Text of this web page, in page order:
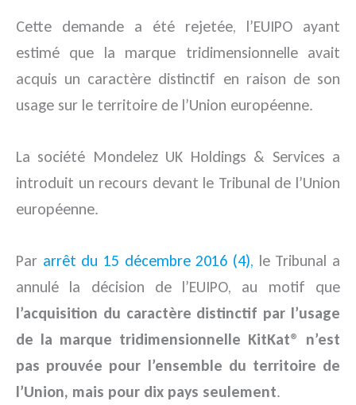
Cette demande a été rejetée, l’EUIPO ayant
estimé que la marque tridimensionnelle avait
acquis un caractère distinctif en raison de son
usage sur le territoire de l’Union européenne.
La société Mondelez UK Holdings & Services a
introduit un recours devant le Tribunal de l’Union
européenne.
Par arrêt du 15 décembre 2016 (4), le Tribunal a
annulé la décision de l’EUIPO, au motif que
l’acquisition du caractère distinctif par l’usage
de la marque tridimensionnelle KitKat® n’est
pas prouvée pour l’ensemble du territoire de
l’Union, mais pour dix pays seulement.